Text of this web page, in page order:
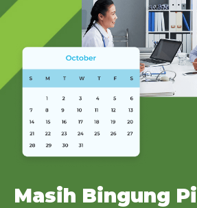
Masih Bingung